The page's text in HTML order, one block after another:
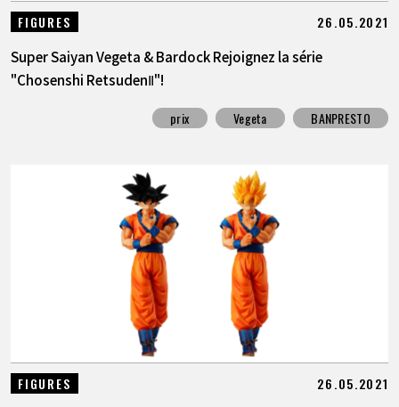
FIGURES 26.05.2021
Super Saiyan Vegeta & Bardock Rejoignez la série
"Chosenshi RetsudenⅡ"!
prix Vegeta BANPRESTO
FIGURES 26.05.2021